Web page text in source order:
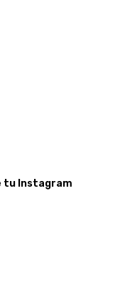
tu Instagram